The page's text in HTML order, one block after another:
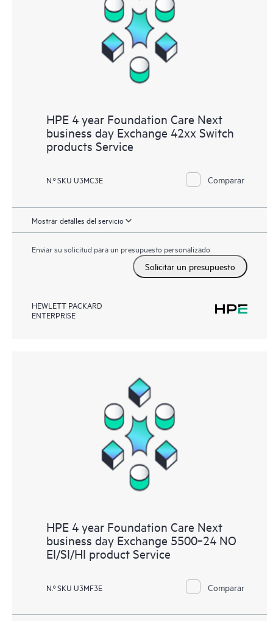
HPE 4 year Foundation Care Next
business day Exchange 42xx Switch
products Service
N.º SKU U3MC3E Comparar
Mostrar detalles del servicio
Enviar su solicitud para un presupuesto personalizado
Solicitar un presupuesto
HEWLETT PACKARD
ENTERPRISE
HPE 4 year Foundation Care Next
business day Exchange 5500‑24 NO
EI/SI/HI product Service
N.º SKU U3MF3E Comparar